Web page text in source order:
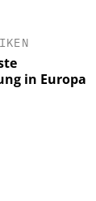
in Europa